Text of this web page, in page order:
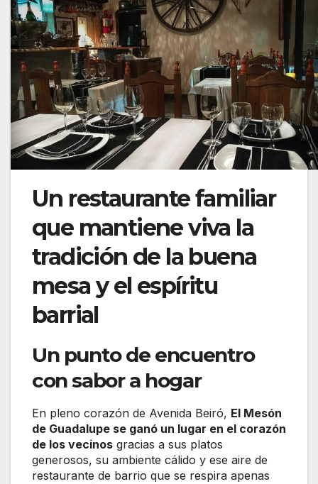
Un restaurante familiar
que mantiene viva la
tradición de la buena
mesa y el espíritu
barrial
Un punto de encuentro
con sabor a hogar
En pleno corazón de Avenida Beiró, El Mesón
de Guadalupe se ganó un lugar en el corazón
de los vecinos gracias a sus platos
generosos, su ambiente cálido y ese aire de
restaurante de barrio que se respira apenas